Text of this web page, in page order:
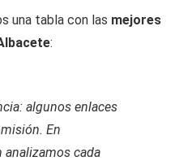
una tabla con las mejores
:
algunos enlaces
En
analizamos cada